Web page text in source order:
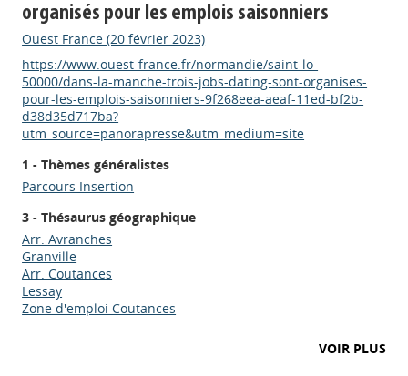
organisés pour les emplois saisonniers
Ouest France (20 février 2023)
https://www.ouest-france.fr/normandie/saint-lo-
50000/dans-la-manche-trois-jobs-dating-sont-organises-
pour-les-emplois-saisonniers-9f268eea-aeaf-11ed-bf2b-
d38d35d717ba?
utm_source=panorapresse&utm_medium=site
1 - Thèmes généralistes
Parcours Insertion
3 - Thésaurus géographique
Arr. Avranches
Granville
Arr. Coutances
Lessay
Zone d'emploi Coutances
VOIR PLUS
Appels à projets